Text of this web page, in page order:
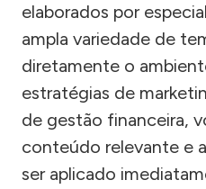
elaborados por
ampla variedade de
diretamente o
estratégias de
de gestão financeira,
conteúdo relevante e
ser aplicado